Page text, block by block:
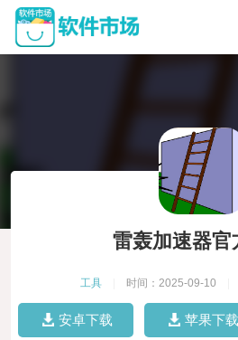
雷轰加速器官
工具 时间：2025-09-10
安卓下载 苹果下载